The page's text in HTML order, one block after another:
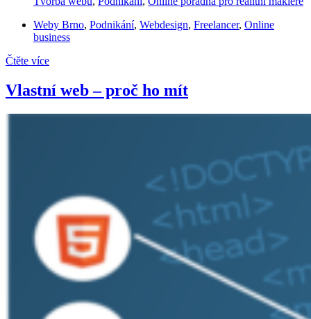
Weby Brno, Podnikání, Webdesign, Freelancer, Online
business
Čtěte více
Vlastní web – proč ho mít